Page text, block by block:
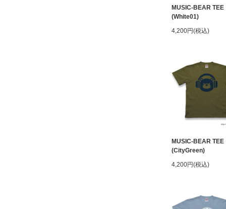
MUSIC-BEAR TEE
(White01)
4,200円(税込)
MUSIC-BEAR TEE
(CityGreen)
4,200円(税込)